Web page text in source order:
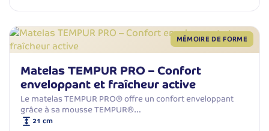
MÉMOIRE DE FORME
Matelas TEMPUR PRO – Confort
enveloppant et fraîcheur active
Le matelas TEMPUR PRO® offre un confort enveloppant
grâce à sa mousse TEMPUR®…
21 cm